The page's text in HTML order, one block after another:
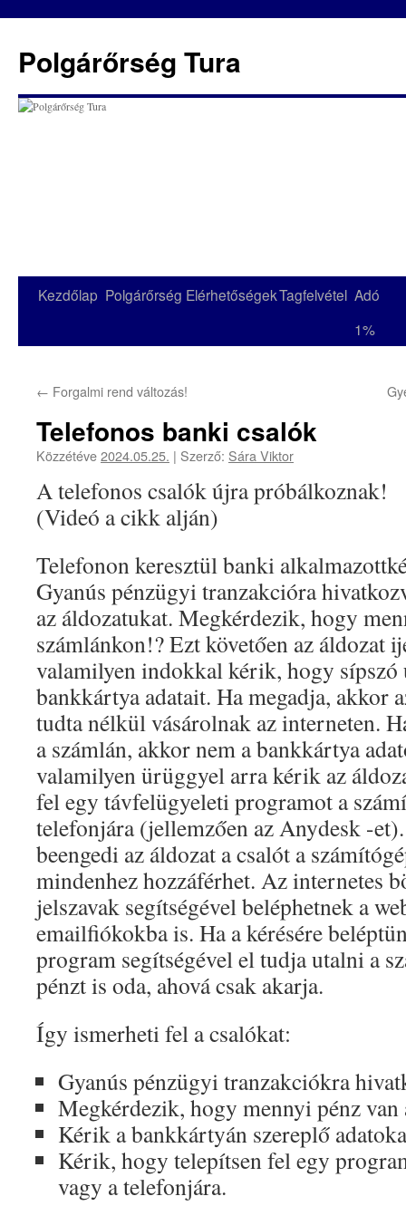
tartalomba
Polgárőrség Tura
Kezdőlap Polgárőrség ElérhetőségekTagfelvétel Adó
1%
← Forgalmi rend változás!
Telefonos banki csalók
Közzétéve2024.05.25. | Szerző: Sára Viktor
A telefonos csalók újra próbálkoznak!
(Videó a cikk alján)
Telefonon keresztül banki
Gyanús pénzügyi tranzakcióra
az áldozatukat. Megkérdezik, hogy
számlánkon!? Ezt követően az áldozat
valamilyen indokkal kérik, hogy sípszó
bankkártya adatait. Ha megadja, akkor
tudta nélkül vásárolnak az interneten.
a számlán, akkor nem a bankkártya
valamilyen ürüggyel arra kérik az
fel egy távfelügyeleti programot a
telefonjára (jellemzően az Anydesk -
beengedi az áldozat a csalót a
mindenhez hozzáférhet. Az internetes
jelszavak segítségével beléphetnek a
emailfiókokba is. Ha a kérésére
program segítségével el tudja utalni a
pénzt is oda, ahová csak akarja.
Így ismerheti fel a csalókat:
Gyanús pénzügyi tranzakciókra
Megkérdezik, hogy mennyi pénz van
Kérik a bankkártyán szereplő
Kérik, hogy telepítsen fel egy
vagy a telefonjára.